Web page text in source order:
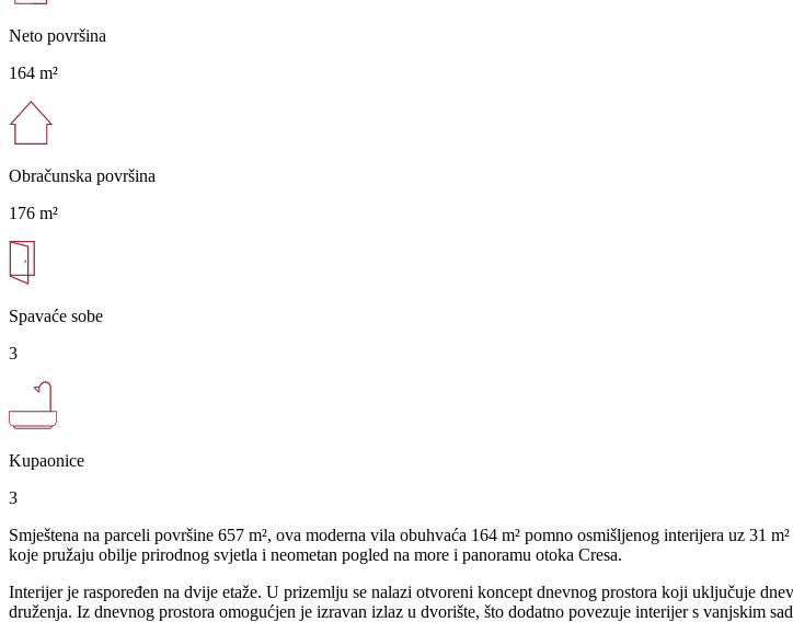
Neto površina
164 m²
Obračunska površina
176 m²
Spavaće sobe
3
Kupaonice
3
Smještena na parceli površine 657 m², ova moderna vila obuhvaća 164 m² pomno osmišljenog interijera uz 31
koje pružaju obilje prirodnog svjetla i neometan pogled na more i panoramu otoka Cresa.
Interijer je raspoređen na dvije etaže. U prizemlju se nalazi otvoreni koncept dnevnog prostora koji uključuje
druženja. Iz dnevnog prostora omogućjen je izravan izlaz u dvorište, što dodatno povezuje interijer s vanjskim